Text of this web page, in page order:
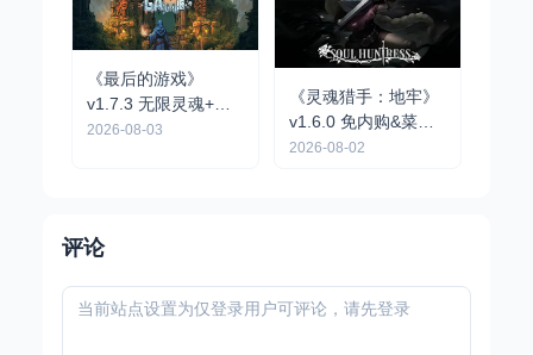
《最后的游戏》
v1.7.3 无限灵魂+完
整版｜肉鸽弹幕动作
2026-08-03
《灵魂猎手：地牢》
v1.6.0 免内购&菜单
版 | 黑暗幻想风动作
2026-08-02
评论